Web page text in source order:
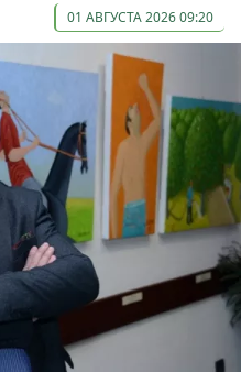
01 АВГУСТА 2026 09:20